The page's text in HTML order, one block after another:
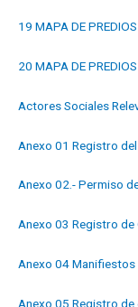
19 MAPA DE
20 MAPA DE
Actores Sociales
Anexo 01 Registro
Anexo 02.- Permiso
Anexo 03 Registro
Anexo 04
Anexo 05 Registro